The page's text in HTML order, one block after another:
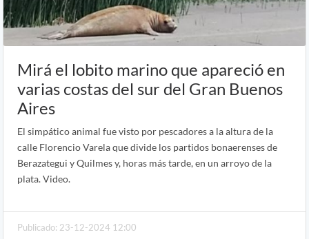
Mirá el lobito marino que apareció en
varias costas del sur del Gran Buenos
Aires
El simpático animal fue visto por pescadores a la altura de la
calle Florencio Varela que divide los partidos bonaerenses de
Berazategui y Quilmes y, horas más tarde, en un arroyo de la
plata. Video.
Publicado: 23-12-2024 12:00